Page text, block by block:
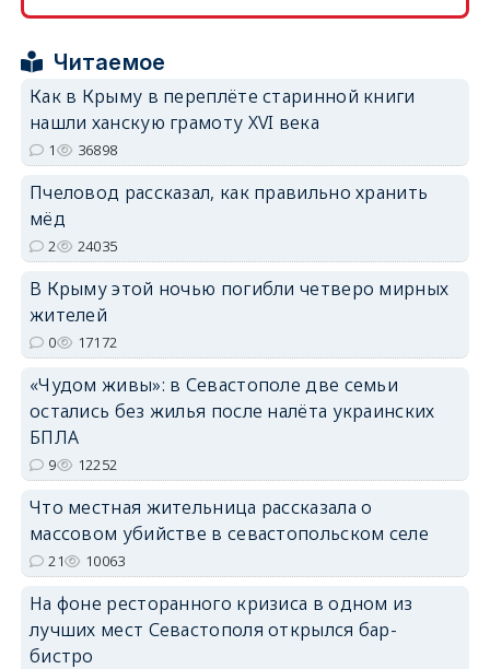
erid: 2SDnjdPjgYS
Читаемое
Как в Крыму в переплёте старинной книги
нашли ханскую грамоту XVI века
1 36898
Пчеловод рассказал, как правильно хранить
мёд
2 24035
В Крыму этой ночью погибли четверо мирных
жителей
0 17172
«Чудом живы»: в Севастополе две семьи
остались без жилья после налёта украинских
БПЛА
9 12252
Что местная жительница рассказала о
массовом убийстве в севастопольском селе
21 10063
На фоне ресторанного кризиса в одном из
лучших мест Севастополя открылся бар-
бистро